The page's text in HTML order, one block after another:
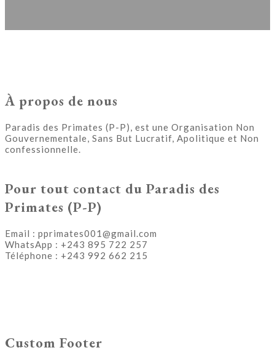
À propos de nous
Paradis des Primates (P-P), est une Organisation Non
Gouvernementale, Sans But Lucratif, Apolitique et Non
confessionnelle.
Pour tout contact du Paradis des
Primates (P-P)
Email : pprimates001@gmail.com
WhatsApp : +243 895 722 257
Téléphone : +243 992 662 215
Custom Footer